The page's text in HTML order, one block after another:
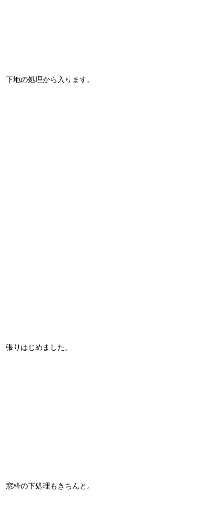
下地の処理から入ります。
張りはじめました。
窓枠の下処理もきちんと。